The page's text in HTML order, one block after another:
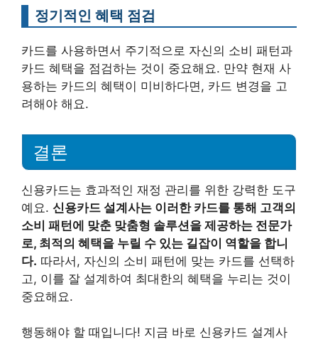
정기적인 혜택 점검
카드를 사용하면서 주기적으로 자신의 소비 패턴과
카드 혜택을 점검하는 것이 중요해요. 만약 현재 사
용하는 카드의 혜택이 미비하다면, 카드 변경을 고
려해야 해요.
결론
신용카드는 효과적인 재정 관리를 위한 강력한 도구
예요. 신용카드 설계사는 이러한 카드를 통해 고객의
소비 패턴에 맞춘 맞춤형 솔루션을 제공하는 전문가
로, 최적의 혜택을 누릴 수 있는 길잡이 역할을 합니
다. 따라서, 자신의 소비 패턴에 맞는 카드를 선택하
고, 이를 잘 설계하여 최대한의 혜택을 누리는 것이
중요해요.
행동해야 할 때입니다! 지금 바로 신용카드 설계사